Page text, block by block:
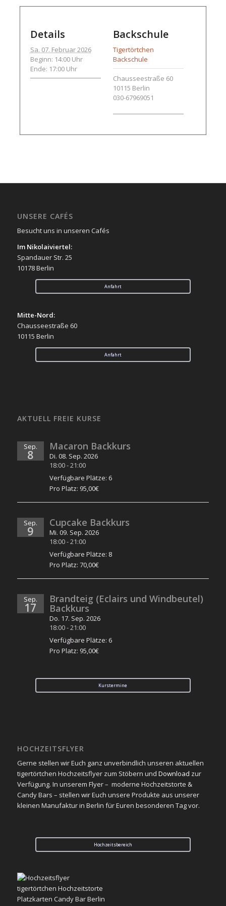
Details
Sa. 07. Februar 2026
Beginn: 14:00 Uhr
Ende: 17:00 Uhr
Backschule
Tigertörtchen
Backschule
Chausseestraße 60
10115 Berlin
030-67969051
UNSERE CAFÉS
Besucht uns in unseren Cafés
Im Nikolaiviertel:
Spandauer Str. 25
10178 Berlin
Anfahrt
Mitte-Nord:
Chausseestraße 60
10115 Berlin
Anfahrt
AKTUELL FREIE KURSE
Sep.
8
Macaron Backkurs
Di. 08. Sep. 2026
18:00-21:00
Verfügbare Plätze: 6
Pro Platz: 95,00€
Sep.
9
Cupcake Backkurs
Mi. 09. Sep. 2026
18:00-21:00
Verfügbare Plätze: 8
Pro Platz: 70,00€
Sep.
17
Brandteig (Eclairs und Windbeutel)
Backkurs
Do. 17. Sep. 2026
18:00-21:00
Verfügbare Plätze: 6
Pro Platz: 95,00€
Kurstermine
HOCHZEITSFLYER
Gerne stellen wir Euch ganz unverbindlich unseren aktuellen
tigertörtchen Hochzeitsflyer zum Stöbern und Download zur
Verfügung. In unserem Flyer – moderne Hochzeitstorte &
Candy Bars – stellen wir Euch unsere Produkte aus unserer
kleinen Manufaktur in Berlin für Euren besonderen Tag vor.
Hochzeitsbereich